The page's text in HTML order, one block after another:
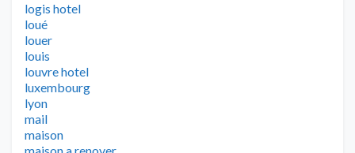
logis hotel
loué
louer
louis
louvre hotel
luxembourg
lyon
mail
maison